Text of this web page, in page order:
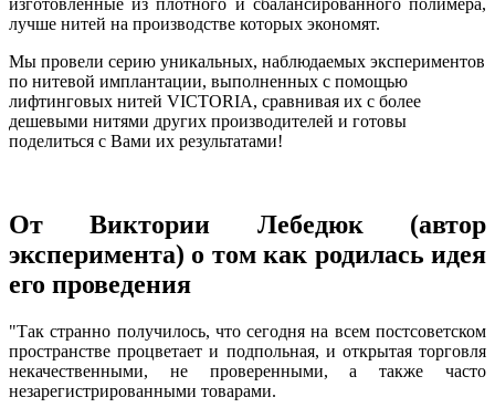
лучше нитей на производстве которых экономят.
Мы провели серию уникальных, наблюдаемых экспериментов
по нитевой имплантации, выполненных с помощью
лифтинговых нитей VICTORIA, сравнивая их с более
дешевыми нитями других производителей и готовы
поделиться с Вами их результатами!
От Виктории Лебедюк (автор
эксперимента) о том как родилась идея
его проведения
"Так странно получилось, что сегодня на всем постсоветском
пространстве процветает и подпольная, и открытая торговля
некачественными, не проверенными, а также часто
незарегистрированными товарами.